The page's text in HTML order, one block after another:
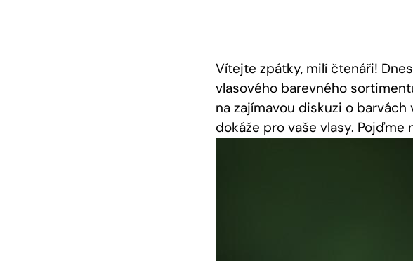
Vítejte zpátky, milí čtenáři!⁢
vlasového ‌barevného
na zajímavou diskuzi o
dokáže pro vaše‌ vlasy. Pojďme